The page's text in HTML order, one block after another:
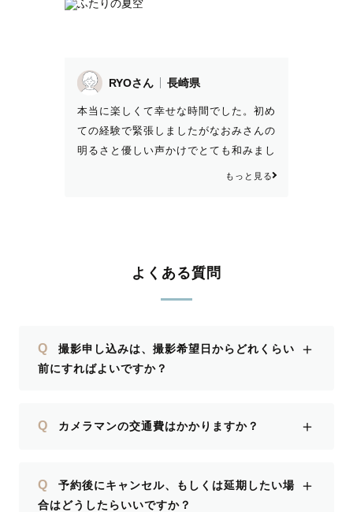
RYOさん 長崎県
本当に楽しくて幸せな時間でした。初め
ての経験で緊張しましたがなおみさんの
明るさと優しい声かけでとても和みまし
た🥹 たくさんグッズ持参してました
ミングがあって写真撮る時はまたなおみ
もっと見る
よくある質問
Q
撮影申し込みは、撮影希望日からどれくらい
前にすればよいですか？
＋
Q カメラマンの交通費はかかりますか？ ＋
Q
予約後にキャンセル、もしくは延期したい場
合はどうしたらいいですか？
＋